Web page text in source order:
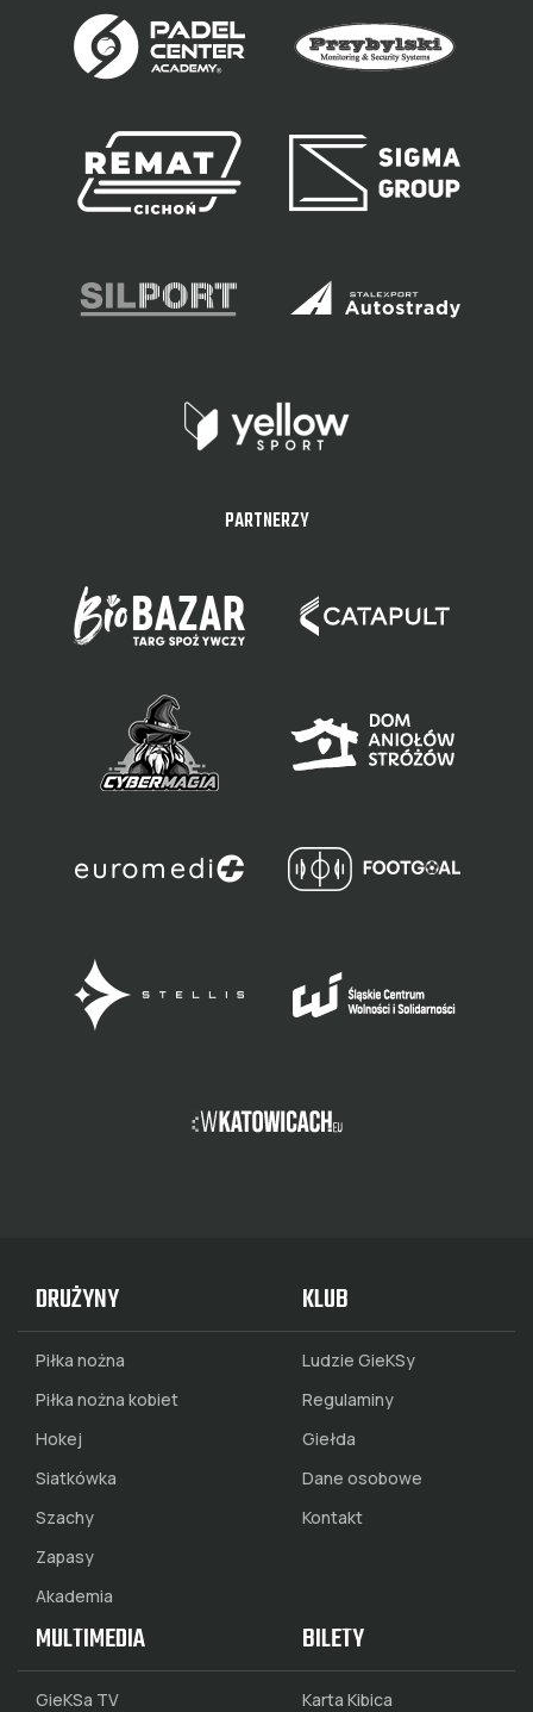
PARTNERZY
DRUŻYNY
Piłka nożna
Piłka nożna kobiet
Hokej
Siatkówka
Szachy
Zapasy
Akademia
KLUB
Ludzie GieKSy
Regulaminy
Giełda
Dane osobowe
Kontakt
MULTIMEDIA
GieKSa TV
BILETY
Karta Kibica